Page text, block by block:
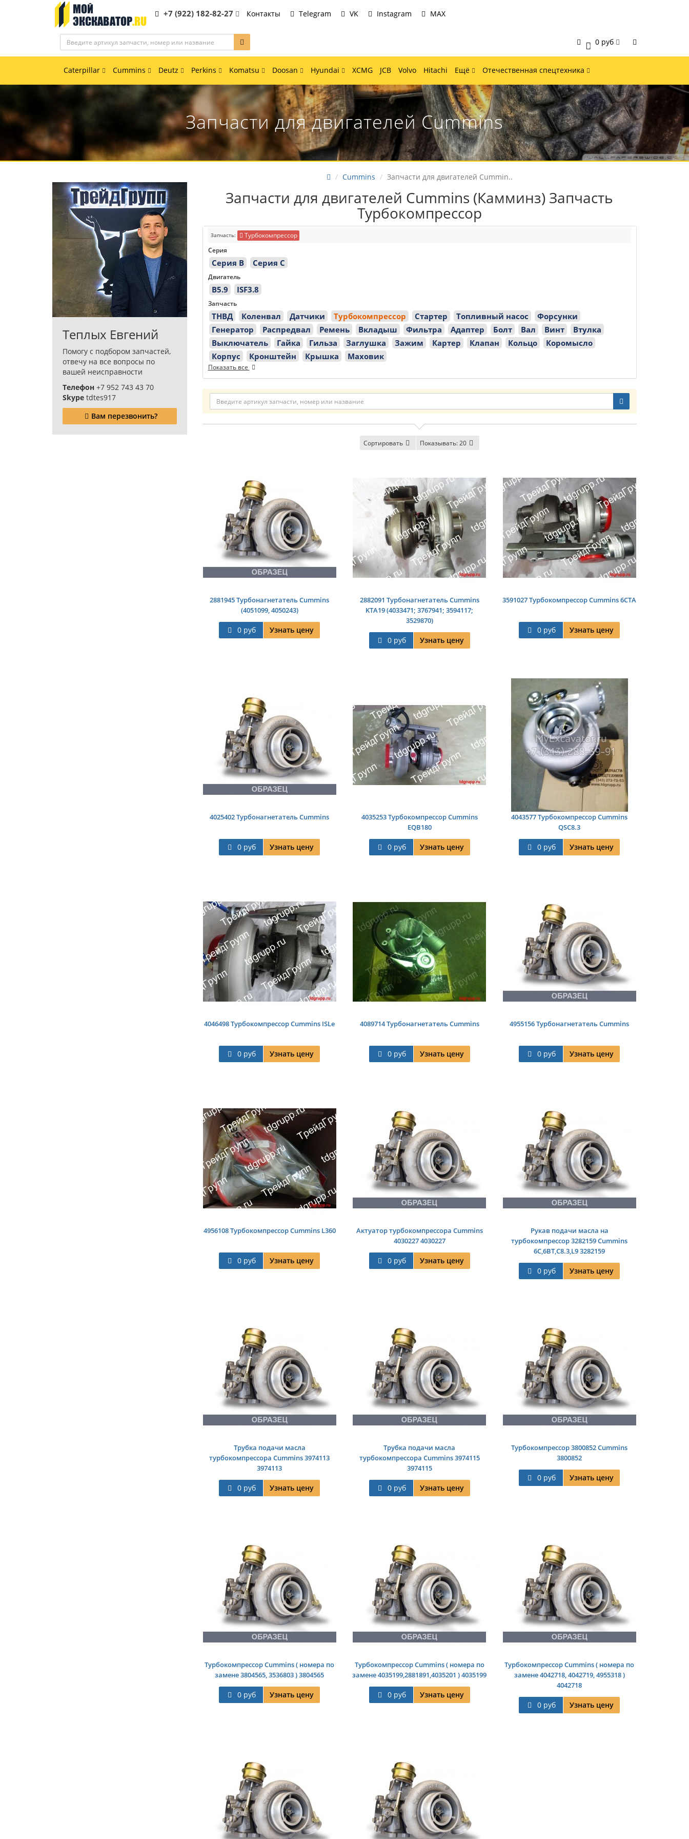
+7 (922) 182-82-27 Контакты Telegram VK Instagram MAX
0 0 руб
Caterpillar Cummins Deutz Perkins Komatsu Doosan Hyundai XCMG JCB Volvo Hitachi Ещё Отечественная спецтехника
Запчасти для двигателей Cummins
Теплых Евгений
Помогу с подбором запчастей,
отвечу на все вопросы по
вашей неисправности
Телефон +7 952 743 43 70
Skype tdtes917
Вам перезвонить?
Cummins Запчасти для двигателей Cummin..
Запчасти для двигателей Cummins (Камминз) Запчасть
Турбокомпрессор
Запчасть:
Турбокомпрессор
Серия
Серия B Серия C
Двигатель
B5.9 ISF3.8
Запчасть
ТНВД Коленвал Датчики Турбокомпрессор Стартер Топливный насос
Форсунки
Генератор
Распредвал Ремень Вкладыш Фильтра Адаптер Болт Вал Винт
Втулка
Выключатель
Гайка Гильза Заглушка Зажим Картер Клапан Кольцо
Коромысло
Корпус
Кронштейн Крышка Маховик
Показать все
Сортировать Показывать:20
2881945 Турбонагнетатель Cummins
(4051099, 4050243)
0 руб Узнать цену
2882091 Турбонагнетатель Cummins
KTA19 (4033471; 3767941; 3594117;
3529870)
0 руб Узнать цену
3591027 Турбокомпрессор Cummins 6CTA
0 руб Узнать цену
4025402 Турбонагнетатель Cummins
0 руб Узнать цену
4035253 Турбокомпрессор Cummins
EQB180
0 руб Узнать цену
4043577 Турбокомпрессор Cummins
QSC8.3
0 руб Узнать цену
4046498 Турбокомпрессор Cummins ISLe
0 руб Узнать цену
4089714 Турбонагнетатель Cummins
0 руб Узнать цену
4955156 Турбонагнетатель Cummins
0 руб Узнать цену
4956108 Турбокомпрессор Cummins L360
0 руб Узнать цену
Актуатор турбокомпрессора Cummins
4030227 4030227
0 руб Узнать цену
Рукав подачи масла на
турбокомпрессор 3282159 Cummins
6C,6BT,C8.3,L9 3282159
0 руб Узнать цену
Трубка подачи масла
турбокомпрессора Cummins 3974113
3974113
0 руб Узнать цену
Трубка подачи масла
турбокомпрессора Cummins 3974115
3974115
0 руб Узнать цену
Турбокомпрессор 3800852 Cummins
3800852
0 руб Узнать цену
Турбокомпрессор Cummins ( номера по
замене 3804565, 3536803 ) 3804565
0 руб Узнать цену
Турбокомпрессор Cummins ( номера по
замене 4035199,2881891,4035201 ) 4035199
0 руб Узнать цену
Турбокомпрессор Cummins ( номера по
замене 4042718, 4042719, 4955318 )
4042718
0 руб Узнать цену